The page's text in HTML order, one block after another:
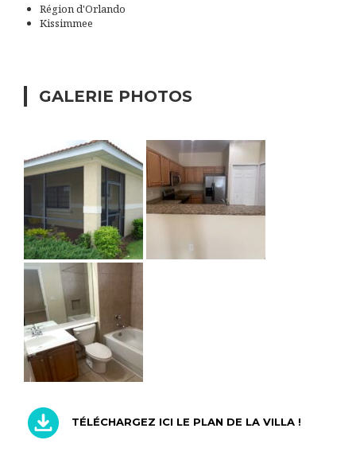
Région d'Orlando
Kissimmee
GALERIE PHOTOS
TÉLÉCHARGEZ ICI LE PLAN DE LA VILLA !